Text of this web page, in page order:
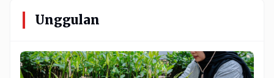
Unggulan